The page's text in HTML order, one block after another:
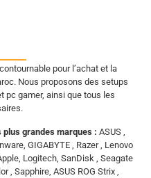
pour l’achat et la
Nous proposons des setups
pc gamer, ainsi que tous les
grandes marques : ASUS ,
GIGABYTE , Razer , Lenovo
Logitech, SanDisk , Seagate
, Sapphire, ASUS ROG Strix ,